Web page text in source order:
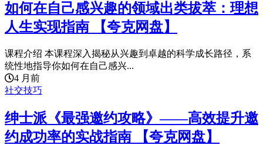
如何在自己感兴趣的领域出类拔萃：理想
人生实现指南 【夸克网盘】
课程介绍 本课程深入揭秘从兴趣到卓越的科学成长路径，系
统性地指导你如何在自己感兴...
4 月前
社交技巧
绅士派《最强邀约攻略》——高效提升邀
约成功率的实战指南 【夸克网盘】